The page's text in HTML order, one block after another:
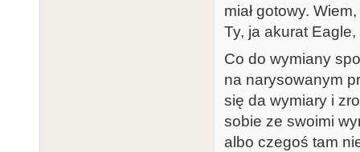
miał gotowy.
Ty, ja akurat
Co do wymiany
na narysowanym
się da wymiary i
sobie ze swoimi
albo czegoś tam